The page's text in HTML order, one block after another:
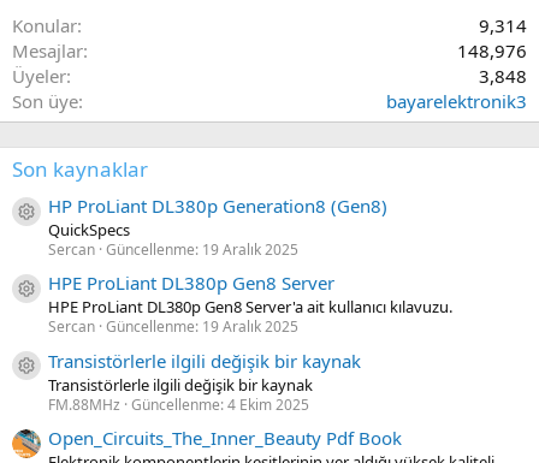
Konular
9,314
Mesajlar
148,976
Üyeler
3,848
Son üye
bayarelektronik3
Son kaynaklar
Kaynak ikon/amblem
HP ProLiant DL380p Generation8 (Gen8)
QuickSpecs
Sercan Güncellenme: 19 Aralık 2025
Kaynak ikon/amblem
HPE ProLiant DL380p Gen8 Server
HPE ProLiant DL380p Gen8 Server'a ait kullanıcı kılavuzu.
Sercan Güncellenme: 19 Aralık 2025
Kaynak ikon/amblem
Transistörlerle ilgili değişik bir kaynak
Transistörlerle ilgili değişik bir kaynak
FM.88MHz Güncellenme:4 Ekim 2025
Open_Circuits_The_Inner_Beauty Pdf Book